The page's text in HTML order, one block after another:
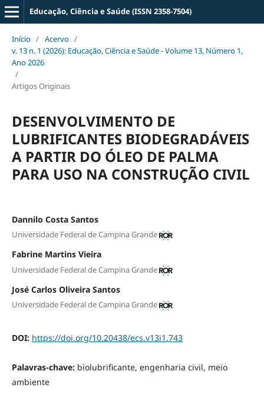
Educação, Ciência e Saúde (ISSN 2358-7504)
Início / Acervo /
v. 13 n. 1 (2026): Educação, Ciência e Saúde - Volume 13, Número 1,
Ano 2026
/
Artigos Originais
DESENVOLVIMENTO DE
LUBRIFICANTES BIODEGRADÁVEIS
A PARTIR DO ÓLEO DE PALMA
PARA USO NA CONSTRUÇÃO CIVIL
Dannilo Costa Santos
Universidade Federal de Campina Grande
Fabrine Martins Vieira
Universidade Federal de Campina Grande
José Carlos Oliveira Santos
Universidade Federal de Campina Grande
DOI: https://doi.org/10.20438/ecs.v13i1.743
Palavras-chave: biolubrificante, engenharia civil, meio
ambiente